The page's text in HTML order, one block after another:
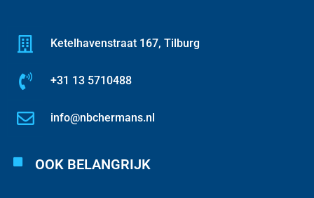
Ketelhavenstraat 167, Tilburg
+31 13 5710488
info@nbchermans.nl
OOK BELANGRIJK